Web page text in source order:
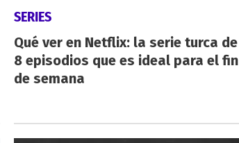
SERIES
Qué ver en Netflix: la serie turca de
8 episodios que es ideal para el fin
de semana